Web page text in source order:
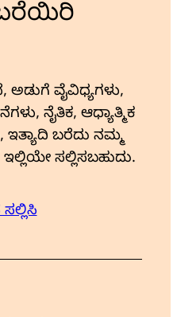
ಅಡುಗೆ ವೈವಿಧ್ಯಗಳು,
ನೈತಿಕ, ಆಧ್ಯಾತ್ಮಿಕ
ಬರೆದು ನಮ್ಮ
ಸಲ್ಲಿಸಬಹುದು.